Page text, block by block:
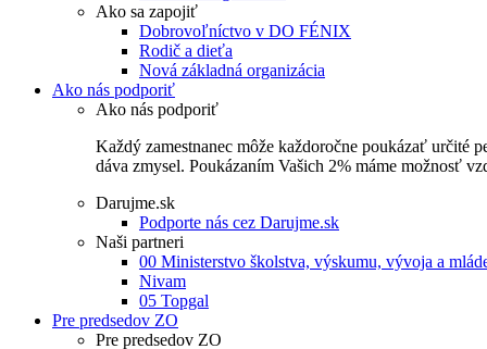
Ako sa zapojiť
Dobrovoľníctvo v DO FÉNIX
Rodič a dieťa
Nová základná organizácia
Ako nás podporiť
Ako nás podporiť
Každý zamestnanec môže každoročne poukázať určité
dáva zmysel. Poukázaním Vašich 2% máme možnosť
Darujme.sk
Podporte nás cez Darujme.sk
Naši partneri
00 Ministerstvo školstva, výskumu, vývoja a
Nivam
05 Topgal
Pre predsedov ZO
Pre predsedov ZO